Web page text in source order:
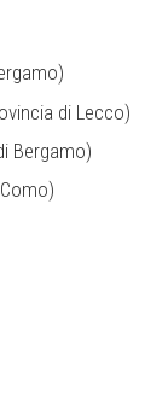
di Lecco)
Bergamo)